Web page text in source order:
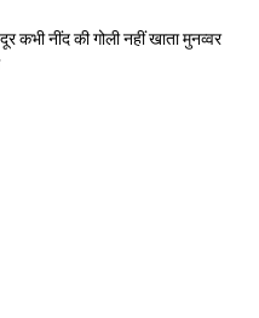
कभी नींद की गोली नहीं खाता मुनव्वर